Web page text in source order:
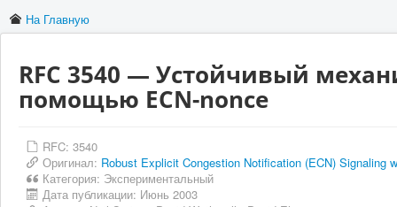
На Главную
RFC 3540 — Устойчивый
помощью ECN-nonce
RFC: 3540
Оригинал: Robust Explicit Congestion Notification (ECN) Signaling
Категория: Экспериментальный
Дата публикации: Июнь 2003